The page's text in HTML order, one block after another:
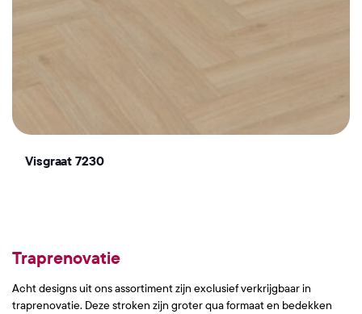
Visgraat 7230
Traprenovatie
Acht designs uit ons assortiment zijn exclusief verkrijgbaar in
traprenovatie. Deze stroken zijn groter qua formaat en bedekken